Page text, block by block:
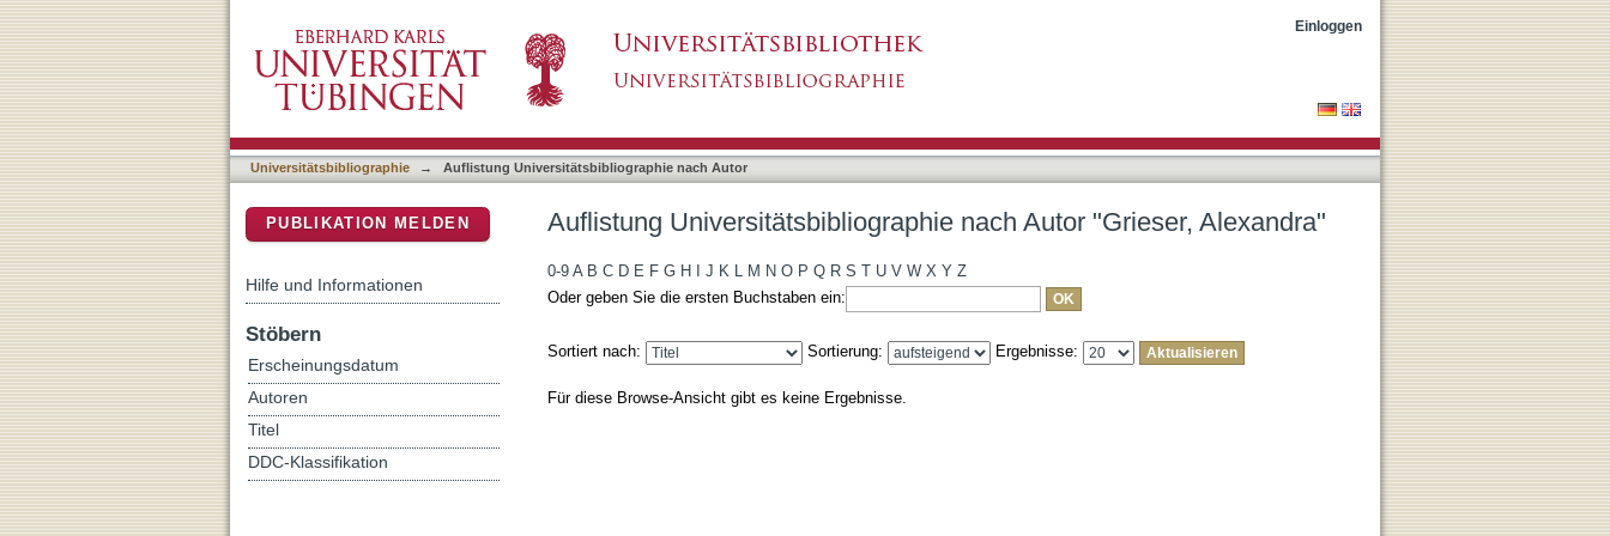
Einloggen
Universitätsbibliographie → Auflistung Universitätsbibliographie nach Autor
Auflistung Universitätsbibliographie nach Autor "Grieser, Alexandra"
0-9 A B C D E F G H J K L M N O P Q R S T U V W X Y Z
Oder geben Sie die ersten Buchstaben ein:
Sortiert nach: Sortierung: Ergebnisse:
Für diese Browse-Ansicht gibt es keine Ergebnisse.
PUBLIKATION MELDEN
Hilfe und Informationen
Stöbern
Erscheinungsdatum
Autoren
Titel
DDC-Klassifikation